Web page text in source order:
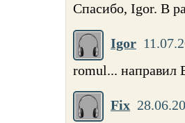
Спасибо, Igor. В
Igor
romul... направил
Fix